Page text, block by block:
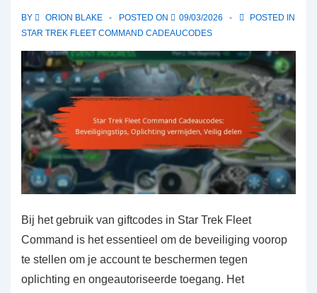
BY ORION BLAKE POSTED ON 09/03/2026
POSTED IN
STAR TREK FLEET COMMAND CADEAUCODES
Bij het gebruik van giftcodes in Star Trek Fleet
Command is het essentieel om de beveiliging voorop
te stellen om je account te beschermen tegen
oplichting en ongeautoriseerde toegang. Het